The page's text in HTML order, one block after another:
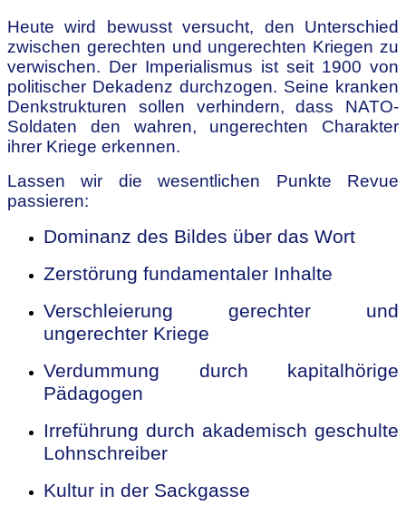
Heute wird bewusst versucht, den Unterschied
zwischen gerechten und ungerechten Kriegen zu
verwischen. Der Imperialismus ist seit 1900 von
politischer Dekadenz durchzogen. Seine kranken
Denkstrukturen sollen verhindern, dass NATO-
Soldaten den wahren, ungerechten Charakter
ihrer Kriege erkennen.
Lassen wir die wesentlichen Punkte Revue
passieren:
Dominanz des Bildes über das Wort
Zerstörung fundamentaler Inhalte
Verschleierung gerechter und
ungerechter Kriege
Verdummung durch kapitalhörige
Pädagogen
Irreführung durch akademisch geschulte
Lohnschreiber
Kultur in der Sackgasse